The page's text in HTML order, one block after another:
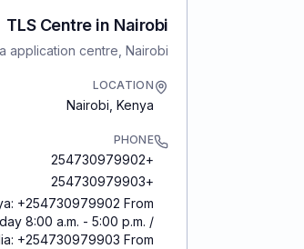
TLS Centre in Nairobi
application centre, Nairobi
LOCATION
Nairobi Kenya
PHONE
+254730979902
+254730979903
+254730979902 From
8:00 a.m. - 5:00 p.m. /
+254730979903 From